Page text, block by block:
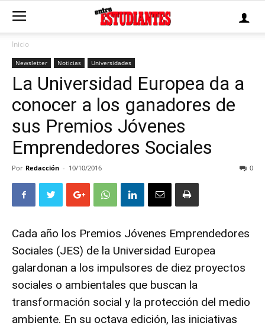
Inicio
Newsletter Noticias Universidades
La Universidad Europea da a
conocer a los ganadores de
sus Premios Jóvenes
Emprendedores Sociales
Por Redacción - 10/10/2016 0
Cada año los Premios Jóvenes Emprendedores
Sociales (JES) de la Universidad Europea
galardonan a los impulsores de diez proyectos
sociales o ambientales que buscan la
transformación social y la protección del medio
ambiente. En su octava edición, las iniciativas